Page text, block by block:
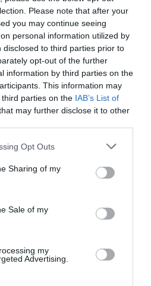
Please note that after your
you may continue seeing
personal information utilized by
to third parties prior to
opt-out of the further
information by third parties on the
This information may
parties on the IAB’s List of
may further disclose it to other
Opt Outs
Sharing of my
Sale of my
my
Advertising.
previstes en l'acord.
el port continua "tancat a la
del Pantalàpresenta un
i que la regeneració de
experimentat avanços
de Sagunt
centra les crítiques de
de
(DEUP)presentada per
de 2025.